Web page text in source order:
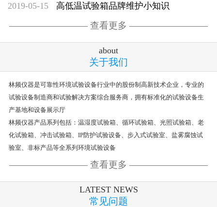
2019-05-15 高低温试验箱品牌维护小知识
查看更多
about
关于我们
林频仪器是可靠性环境试验设备行业中的股份制高新技术企业，专业的
试验设备制造商和试验解决方案综合服务商，拥有标准化的试验设备生
产基地和设备展示厅
林频仪器产品系列包括：温湿度试验箱、循环试验箱、光照试验箱、老
化试验箱、冲击试验箱、IP防护试验设备、步入式试验室、盐雾腐蚀试
验室、非标产品等全系列环境试验设备
查看更多
LATEST NEWS
常见问题